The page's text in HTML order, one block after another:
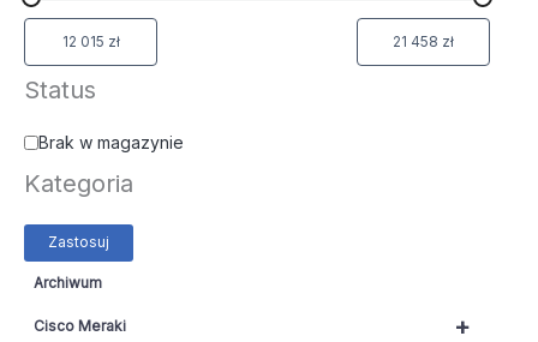
Status
Brak w magazynie
Kategoria
Zastosuj
Archiwum
+
Cisco Meraki